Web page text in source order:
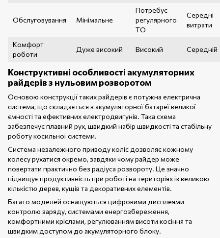
Обслуговування Мінімальне
Потребує
регулярного
ТО
Середні
витрати
Комфорт
роботи
Дуже високий Високий Середній
Конструктивні особливості акумуляторних
райдерів з нульовим розворотом
Основою конструкції таких райдерів є потужна електрична
система, що складається з акумуляторної батареї великої
ємності та ефективних електродвигунів. Така схема
забезпечує плавний рух, швидкий набір швидкості та стабільну
роботу косильної системи.
Система незалежного приводу коліс дозволяє кожному
колесу рухатися окремо, завдяки чому райдер може
повертати практично без радіуса розвороту. Це значно
підвищує продуктивність при роботі на територіях із великою
кількістю дерев, кущів та декоративних елементів.
Багато моделей оснащуються цифровими дисплеями
контролю заряду, системами енергозбереження,
комфортними кріслами, регулюванням висоти косіння та
швидким доступом до акумуляторного блоку.